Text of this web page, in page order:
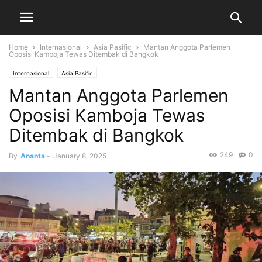
Home Internasional Asia Pasific
Mantan Anggota Parlemen
Oposisi Kamboja Tewas Ditembak di Bangkok
Internasional Asia Pasific
Mantan Anggota Parlemen
Oposisi Kamboja Tewas
Ditembak di Bangkok
By Ananta - January 8, 2025 0
249